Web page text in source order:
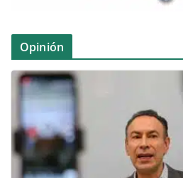
Opinión